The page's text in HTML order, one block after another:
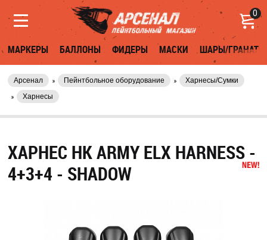
0
МАРКЕРЫ БАЛЛОНЫ ФИДЕРЫ МАСКИ ШАРЫ/ГРАНАТЫ
Арсенал Пейнтбольное оборудование
Харнесы/Сумки
Харнесы
ХАРНЕС HK ARMY ELX HARNESS -
4+3+4 - SHADOW